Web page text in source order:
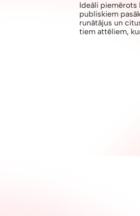
Ideāli piemērots
publiskiem
runātājus un
tiem attēliem,